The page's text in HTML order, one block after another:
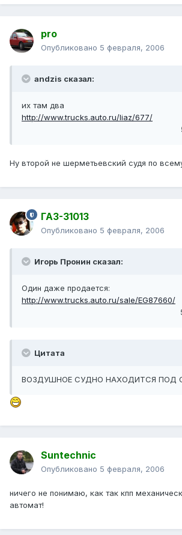
pro
Опубликовано 5 февраля, 2006
andzis сказал:
их там два
http://www.trucks.auto.ru/liaz/677/
Ну второй не шерметьевский судя по
ГАЗ-31013
Опубликовано 5 февраля, 2006
Игорь Пронин сказал:
Один даже продается:
http://www.trucks.auto.ru/sale/EG87660/
Цитата
ВОЗДУШНОЕ СУДНО НАХОДИТСЯ ПОД
Suntechnic
Опубликовано 5 февраля, 2006
ничего не понимаю, как так кпп
автомат!